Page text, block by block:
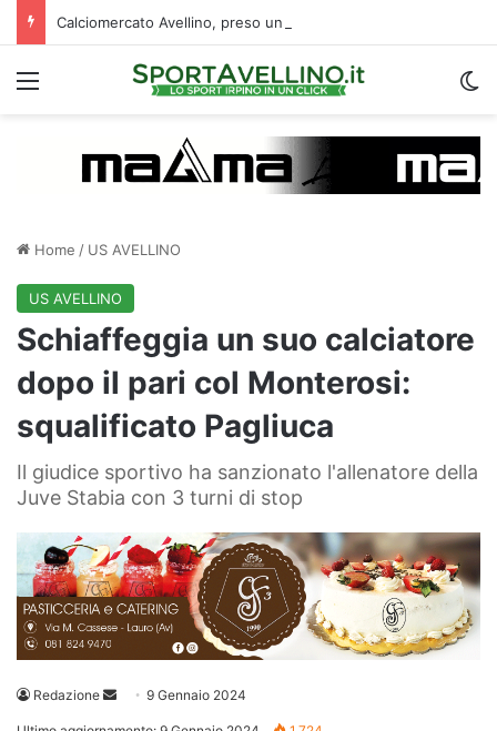
Menu
Home / US AVELLINO
US AVELLINO
Schiaffeggia un suo calciatore
dopo il pari col Monterosi:
squalificato Pagliuca
Il giudice sportivo ha sanzionato l'allenatore della
Juve Stabia con 3 turni di stop
Redazione
Invia 9 Gennaio 2024